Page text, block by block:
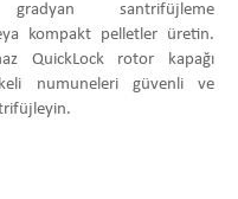
gradyan santrifüjleme
kompakt pelletler üretin.
QuickLock rotor kapağı
numuneleri güvenli ve